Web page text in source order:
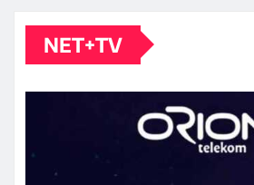
NET+TV